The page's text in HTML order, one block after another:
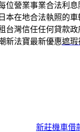
位營業事業合法利
本在地合法執照的車
台灣信任任何貸款
新法寶最新優惠遮瑕
新莊機車借